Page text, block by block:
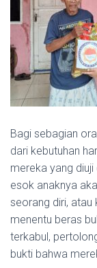
Bagi sebagian
dari kebutuhan
mereka yang
esok anaknya
seorang diri, atau
menentu beras
terkabul,
bukti bahwa